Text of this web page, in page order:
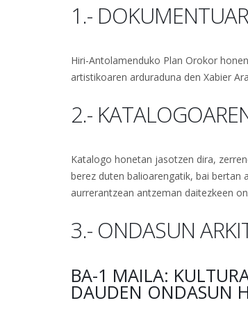
1.-
Hiri-Antolamenduko Plan Orokor
artistikoaren arduraduna den Xabier
2.-
Katalogo honetan jasotzen dira,
berez duten balioarengatik, bai bertan
aurrerantzean antzeman daitezkeen
3.- ONDASUN
BA-1 MAILA:
DAUDEN ONDASUN